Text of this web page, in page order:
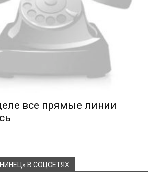
все прямые линии
В СОЦСЕТЯХ